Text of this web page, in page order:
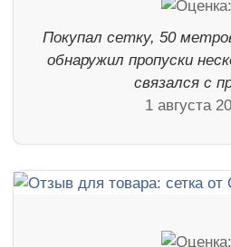
Покупал сетку, 50
обнаружил пропуски
связался с
1 августа